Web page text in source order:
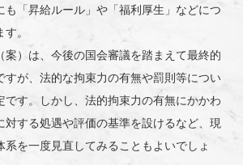
も「昇給ルール」や「福利厚生」などにつ
。
）は、今後の国会審議を踏まえて最終的
すが、法的な拘束力の有無や罰則等につい
です。しかし、法的拘束力の有無にかかわ
対する処遇や評価の基準を設けるなど、現
系を一度見直してみることもよいでしょ